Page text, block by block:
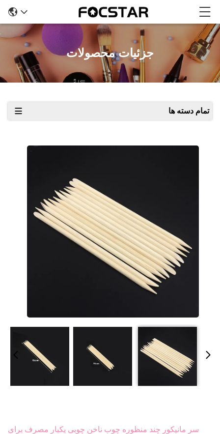
جزئیات محصولات
تمام دسته ها
سر مانیکور چند منظوره چوب ناخن چوبی یکبار مصرف برای